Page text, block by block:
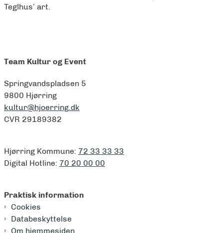
Teglhus’ art.
Team Kultur og Event
Springvandspladsen 5
9800 Hjørring
kultur@hjoerring.dk
CVR 29189382
Hjørring Kommune: 72 33 33 33
Digital Hotline: 70 20 00 00
Praktisk information
Cookies
Databeskyttelse
Om hjemmesiden